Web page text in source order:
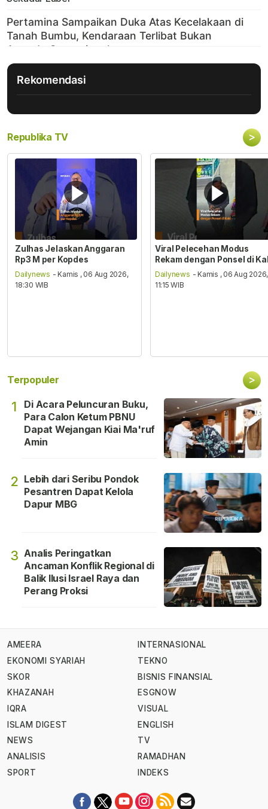
Rekomendasi
Republika TV >
Zulhas Jelaskan Anggaran
Rp3 M per Kopdes
Dailynews - Kamis , 06 Aug 2026,
18:30 WIB
Viral Pelecehan Modus
Rekam dengan Ponsel di
Dailynews - Kamis , 06 Aug 2026,
11:15 WIB
Terpopuler >
1
Di Acara Peluncuran Buku,
Para Calon Ketum PBNU
Dapat Wejangan Kiai Ma'ruf
Amin
2 Lebih dari Seribu Pondok
Pesantren Dapat Kelola
Dapur MBG
3 Analis Peringatkan
Ancaman Konflik Regional di
Balik Ilusi Israel Raya dan
Perang Proksi
AMEERA
EKONOMI SYARIAH
SKOR
KHAZANAH
IQRA
ISLAM DIGEST
NEWS
ANALISIS
SPORT
INTERNASIONAL
TEKNO
BISNIS FINANSIAL
ESGNOW
VISUAL
ENGLISH
TV
RAMADHAN
INDEKS